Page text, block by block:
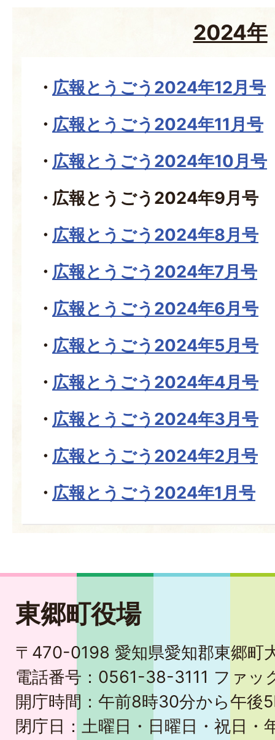
2024年
広報とうごう2024年12月号
広報とうごう2024年11月号
広報とうごう2024年10月号
広報とうごう2024年9月号
広報とうごう2024年8月号
広報とうごう2024年7月号
広報とうごう2024年6月号
広報とうごう2024年5月号
広報とうごう2024年4月号
広報とうごう2024年3月号
広報とうごう2024年2月号
広報とうごう2024年1月号
東郷町役場
〒470-0198 愛知県愛知郡東郷町
電話番号：0561-38-3111 ファ
開庁時間：午前8時30分から午後
閉庁日：土曜日・日曜日・祝日・